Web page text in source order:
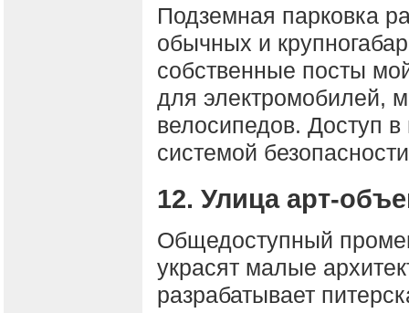
Подземная парковка
обычных и
собственные посты
для электромобилей,
велосипедов. Доступ в
системой
12. Улица арт-
Общедоступный
украсят малые
разрабатывает